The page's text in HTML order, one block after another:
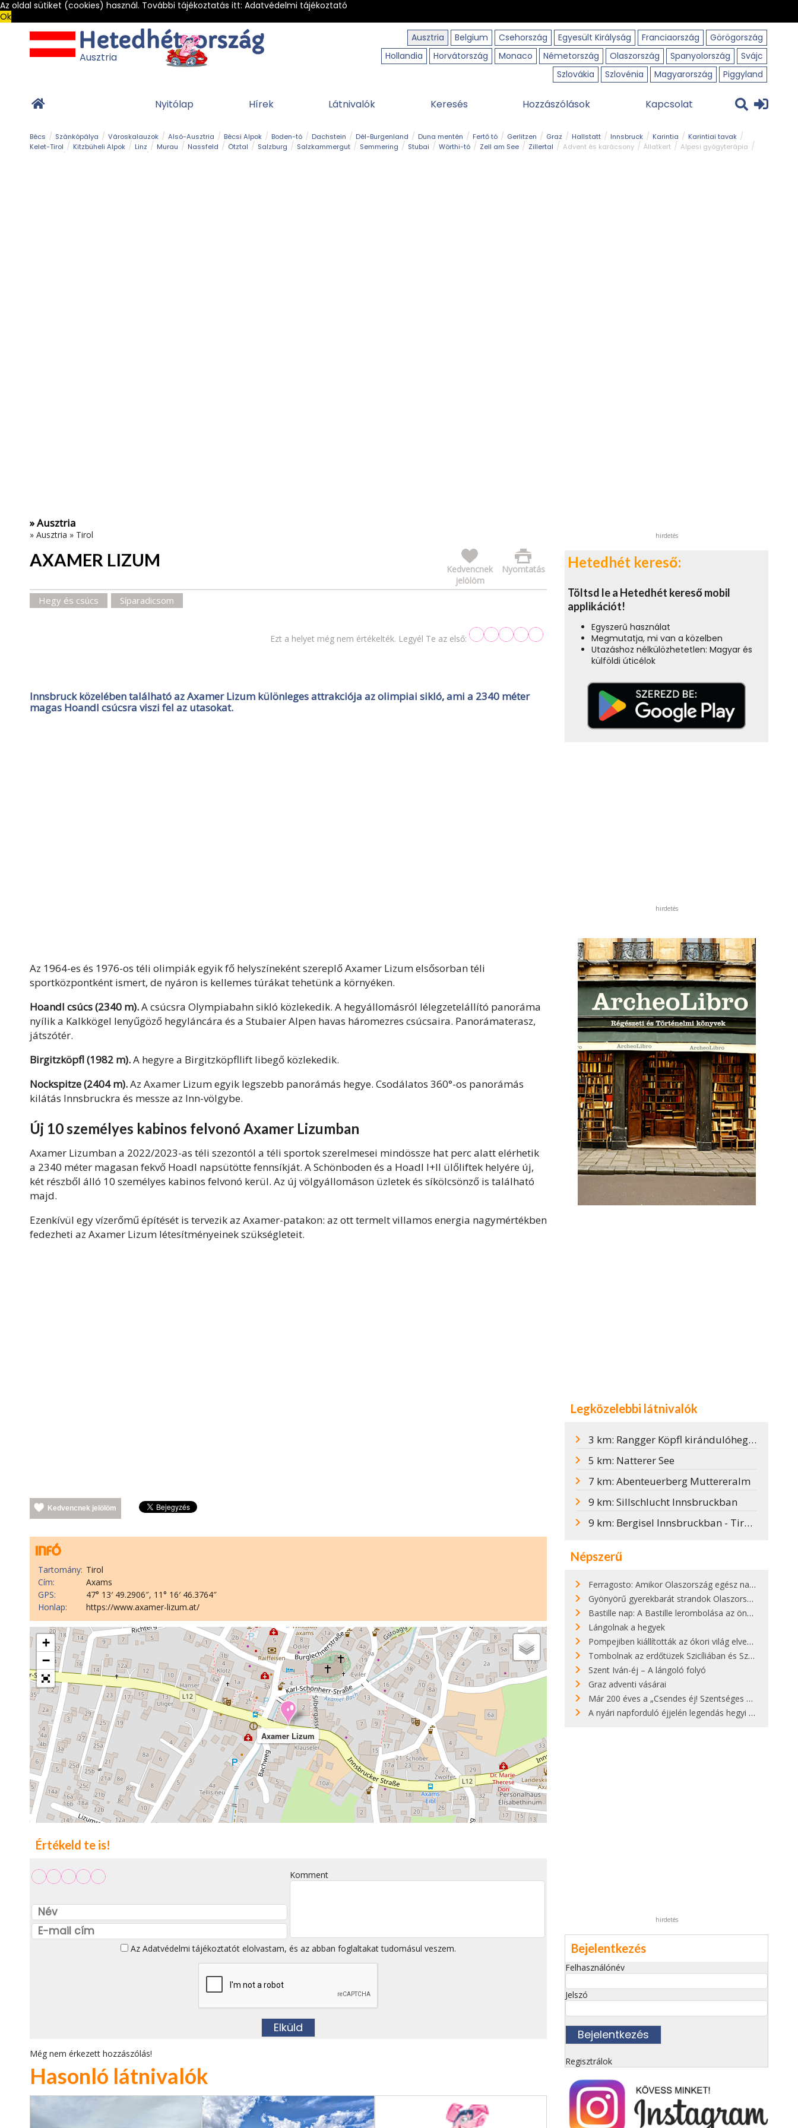
Az oldal sütiket (cookies) használ. További tájékoztatás itt: Adatvédelmi tájékoztató
Ok
Ausztria
Belgium Csehország Egyesült Királyság Franciaország
Görögország
Hollandia
Horvátország Monaco Németország Olaszország Spanyolország
Svájc
Szlovákia
Szlovénia Magyarország Piggyland
Ausztria
Nyitólap Hírek Látnivalók Keresés Hozzászólások Kapcsolat
Bécs Szánkópálya Városkalauzok Alsó-Ausztria Bécsi Alpok Boden-tó Dachstein Dél-Burgenland Duna mentén Fertő tó Gerlitzen Graz Hallstatt Innsbruck Karintia
Karintiai tavak
Kelet-Tirol
Kitzbüheli Alpok Linz Murau Nassfeld Ötztal Salzburg Salzkammergut Semmering Stubai Wörthi-tó Zell am See Zillertal Advent és karácsony Állatkert
Alpesi gyógyterápia
» Ausztria
» Ausztria » Tirol
AXAMER LIZUM Nyomtatás
Kedvencnek
jelölöm
Hegy és csúcs Síparadicsom
Ezt a helyet még nem értékelték. Legyél Te az első:
Innsbruck közelében található az Axamer Lizum különleges attrakciója az olimpiai sikló, ami a 2340 méter
magas Hoandl csúcsra viszi fel az utasokat.
Az 1964-es és 1976-os téli olimpiák egyik fő helyszíneként szereplő Axamer Lizum elsősorban téli
sportközpontként ismert, de nyáron is kellemes túrákat tehetünk a környéken.
Hoandl csúcs (2340 m).A csúcsra Olympiabahn sikló közlekedik. A hegyállomásról lélegzetelállító panoráma
nyílik a Kalkkögel lenyűgöző hegyláncára és a Stubaier Alpen havas háromezres csúcsaira. Panorámaterasz,
játszótér.
Birgitzköpfl (1982 m).A hegyre a Birgitzköpfllift libegő közlekedik.
Nockspitze (2404 m).Az Axamer Lizum egyik legszebb panorámás hegye. Csodálatos 360°-os panorámás
kilátás Innsbruckra és messze az Inn-völgybe.
Új 10 személyes kabinos felvonó Axamer Lizumban
Axamer Lizumban a 2022/2023-as téli szezontól a téli sportok szerelmesei mindössze hat perc alatt elérhetik
a 2340 méter magasan fekvő Hoadl napsütötte fennsíkját. A Schönboden és a Hoadl I+II ülőliftek helyére új,
két részből álló 10 személyes kabinos felvonó kerül. Az új völgyállomáson üzletek és síkölcsönző is található
majd.
Ezenkívül egy vízerőmű építését is tervezik az Axamer-patakon: az ott termelt villamos energia nagymértékben
fedezheti az Axamer Lizum létesítményeinek szükségleteit.
Kedvencnek jelölöm
Tartomány: Tirol
Cím:
Axams
GPS:
47° 13′ 49.2906″, 11° 16′ 46.3764″
Honlap:
https://www.axamer-lizum.at/
Axamer Lizum
+
−
Értékeld te is!
Komment
Az Adatvédelmi tájékoztatót elolvastam, és az abban foglaltakat tudomásul veszem.
Még nem érkezett hozzászólás!
Hasonló látnivalók
hirdetés
Hetedhét kereső:
Töltsd le a Hetedhét kereső mobil
applikációt!
Egyszerű használat
Megmutatja, mi van a közelben
Utazáshoz nélkülözhetetlen: Magyar és
külföldi úticélok
hirdetés
Legközelebbi látnivalók
3 km: Rangger Köpfl kirándulóhegy, síterep és szánkópálya
5 km: Natterer See
7 km: Abenteuerberg Muttereralm
9 km: Sillschlucht Innsbruckban
9 km: Bergisel Innsbruckban - Tirol Panoráma Múzeum
Népszerű
Ferragosto: Amikor Olaszország egész nap nyaral
Gyönyörű gyerekbarát strandok Olaszországban - megmutatjuk a 15 legjobbat
Bastille nap: A Bastille lerombolása az önkényuralom végét jelentette
Lángolnak a hegyek
Pompejiben kiállították az ókori világ elveszett híres szobrának másolatát
Tombolnak az erdőtüzek Szicíliában és Szardínián
Szent Iván-éj – A lángoló folyó
Graz adventi vásárai
Már 200 éves a „Csendes éj! Szentséges éj!”
A nyári napforduló éjjelén legendás hegyi tüzek világítják meg Zugspitzét
hirdetés
Bejelentkezés
Felhasználónév
Jelszó
Regisztrálok